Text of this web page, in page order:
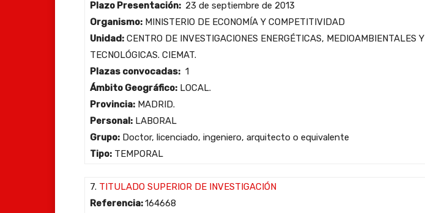
Plazo Presentación: 23 de septiembre de 2013
Organismo: MINISTERIO DE ECONOMÍA Y COMPETITIVIDAD
Unidad: CENTRO DE INVESTIGACIONES ENERGÉTICAS, MEDIOAMBIENTALES Y
TECNOLÓGICAS. CIEMAT.
Plazas convocadas: 1
Ámbito Geográfico: LOCAL.
Provincia: MADRID.
Personal: LABORAL
Grupo: Doctor, licenciado, ingeniero, arquitecto o equivalente
Tipo: TEMPORAL
7. TITULADO SUPERIOR DE INVESTIGACIÓN
Referencia:164668